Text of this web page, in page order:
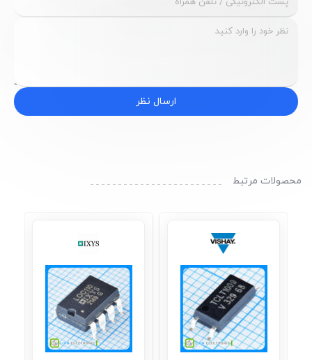
ارسال نظر
محصولات مرتبط